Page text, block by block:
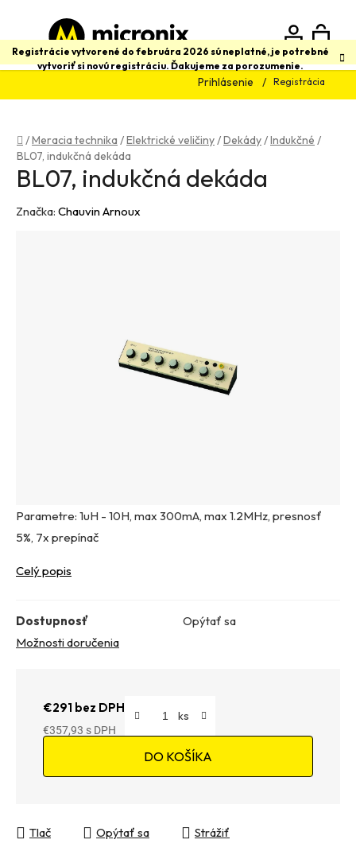
obsah
Registrácie vytvorené do februára 2026 sú neplatné, je potrebné
vytvoriť si novú registráciu. Ďakujeme za porozumenie.
Prihlásenie Registrácia
Hľadať
Domov
/Meracia technika /Elektrické veličiny/Dekády/Indukčné /
BL07, indukčná dekáda
Parametre: 1uH - 10H, max 300mA, max 1.2MHz, presnosť
5%, 7x prepínač
Celý popis
Dostupnosť
Opýtať sa
Možnosti doručenia
€291 bez DPH
€357,93
DO KOŠÍKA
Tlač Opýtať sa Strážiť
BL07, indukčná dekáda
Značka: Chauvin Arnoux